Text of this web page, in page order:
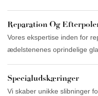
Reparation Og
Vores ekspertise inden for
ædelstenenes oprindelige
Specialudskæringer
Vi skaber unikke slibninger